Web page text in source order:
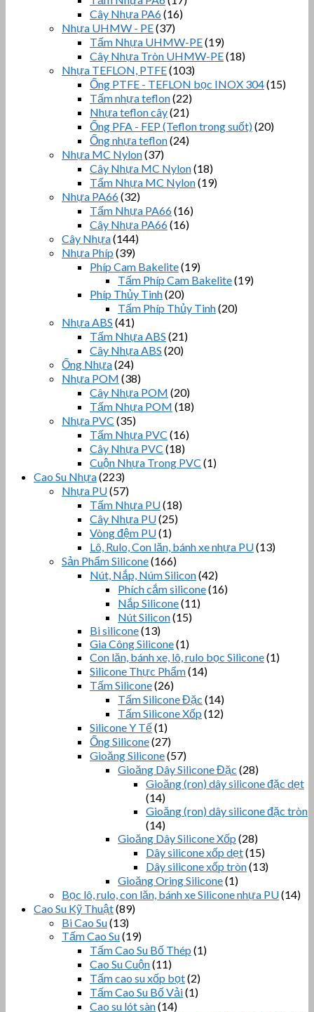
Cây Nhựa PA6(16)
Nhựa UHMW - PE(37)
Tấm Nhựa UHMW-PE(19)
Cây Nhựa Tròn UHMW-PE(18)
Nhựa TEFLON, PTFE(103)
Ống PTFE - TEFLON bọc INOX 304(15)
Tấm nhựa teflon(22)
Nhựa teflon cây(21)
Ống PFA - FEP (Teflon trong suốt)(20)
Ống nhựa teflon(24)
Nhựa MC Nylon(37)
Cây Nhựa MC Nylon(18)
Tấm Nhựa MC Nylon(19)
Nhựa PA66(32)
Tấm Nhựa PA66(16)
Cây Nhựa PA66(16)
Cây Nhựa(144)
Nhựa Phíp (39)
Phíp Cam Bakelite(19)
Tấm Phíp Cam Bakelite(19)
Phíp Thủy Tinh(20)
Tấm Phíp Thủy Tinh(20)
Nhựa ABS (41)
Tấm Nhựa ABS (21)
Cây Nhựa ABS (20)
Ống Nhựa(24)
Nhựa POM (38)
Cây Nhựa POM (20)
Tấm Nhựa POM (18)
Nhựa PVC (35)
Tấm Nhựa PVC (16)
Cây Nhựa PVC (18)
Cuộn Nhựa Trong PVC (1)
Cao Su Nhựa(223)
Nhựa PU(57)
Tấm Nhựa PU(18)
Cây Nhựa PU(25)
Vòng đệm PU(1)
Lô, Rulo, Con lăn, bánh xe nhựa PU(13)
Sản Phẩm Silicone(166)
Nút, Nắp, Núm Silicon(42)
Phích cắm silicone(16)
Nắp Silicone(11)
Nút Silicon(15)
Bi silicone(13)
Gia Công Silicone(1)
Con lăn, bánh xe, lô, rulo bọc Silicone(1)
Silicone Thực Phẩm(14)
Tấm Silicone(26)
Tấm Silicone Đặc (14)
Tấm Silicone Xốp (12)
Silicone Y Tế(1)
Ống Silicone(27)
Gioăng Silicone(57)
Gioăng Dây Silicone Đặc (28)
Gioăng (ron) dây silicone đặc dẹt
(14)
Gioăng (ron) dây silicone đặc tròn
(14)
Gioăng Dây Silicone Xốp (28)
Dây silicone xốp dẹt(15)
Dây silicone xốp tròn(13)
Gioăng Oring Silicone(1)
Bọc lô, rulo, con lăn, bánh xe Silicone nhựa PU(14)
Cao Su Kỹ Thuật(89)
Bi Cao Su(13)
Tấm Cao Su(19)
Tấm Cao Su Bố Thép (1)
Cao Su Cuộn(11)
Tấm cao su xốp bọt(2)
Tấm Cao Su Bố Vải(1)
Cao su lót sàn(14)